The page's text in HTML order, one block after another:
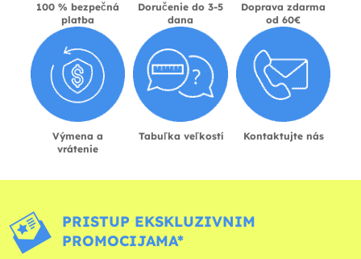
100 % bezpečná
platba
Doručenie do 3-5
dana
Doprava zdarma
od 60€
Výmena a
vrátenie
Tabuľka veľkostí Kontaktujte nás
PRISTUP EKSKLUZIVNIM
PROMOCIJAMA*